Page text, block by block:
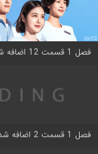
فصل 1 قسمت 12 اضافه شد
فصل 1 قسمت 2 اضافه شد